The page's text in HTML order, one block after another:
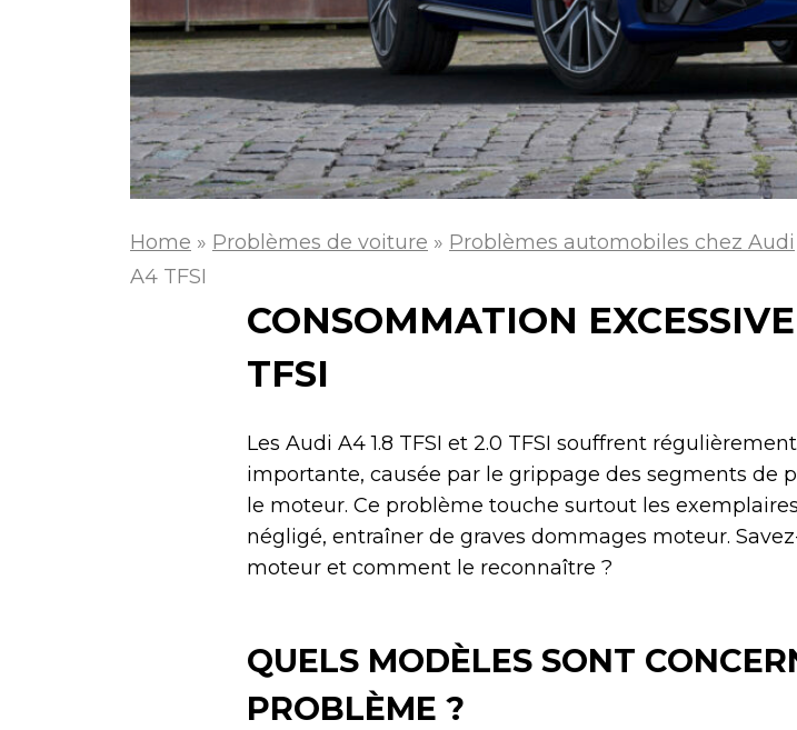
Home » Problèmes de voiture » Problèmes automobiles chez Audi
A4 TFSI
CONSOMMATION
TFSI
Les Audi A4 1.8 TFSI et 2.0 TFSI souffrent
importante, causée par le grippage des segments de
le moteur. Ce problème touche surtout les exemplaires
négligé, entraîner de graves dommages moteur.
moteur et comment le reconnaître ?
QUELS MODÈLES SONT
PROBLÈME ?